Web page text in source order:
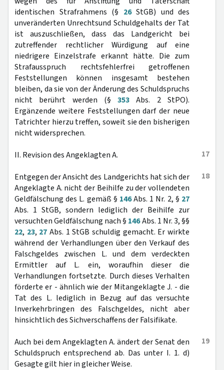
identischen Strafrahmens (§ 26StGB) und des
unveränderten Unrechtsund Schuldgehalts der Tat
ist auszuschließen, dass das Landgericht bei
zutreffender rechtlicher Würdigung auf eine
niedrigere Einzelstrafe erkannt hätte. Die zum
Strafausspruch rechtsfehlerfrei getroffenen
Feststellungen können insgesamt bestehen
bleiben, da sie von der Änderung des Schuldspruchs
nicht berührt werden (§353 Abs. 2 StPO).
Ergänzende weitere Feststellungen darf der neue
Tatrichter hierzu treffen, soweit sie den bisherigen
nicht widersprechen.
17
II. Revision des Angeklagten A.
18
Entgegen der Ansicht des Landgerichts hat sich der
Angeklagte A. nicht der Beihilfe zu der vollendeten
Geldfälschung des L. gemäß § 146Abs. 1 Nr. 2, § 27
Abs. 1 StGB, sondern lediglich der Beihilfe zur
versuchten Geldfälschung nach § 146Abs. 1 Nr. 3, §§
22, 23, 27 Abs. 1 StGB schuldig gemacht. Er wirkte
während der Verhandlungen über den Verkauf des
Falschgeldes zwischen L. und dem verdeckten
Ermittler auf L. ein, woraufhin dieser die
Verhandlungen fortsetzte. Durch dieses Verhalten
förderte er - ähnlich wie der Mitangeklagte J. - die
Tat des L. lediglich in Bezug auf das versuchte
Inverkehrbringen des Falschgeldes, nicht aber
hinsichtlich des Sichverschaffens der Falsifikate.
19
Auch bei dem Angeklagten A. ändert der Senat den
Schuldspruch entsprechend ab. Das unter I. 1. d)
Gesagte gilt hier in gleicher Weise.